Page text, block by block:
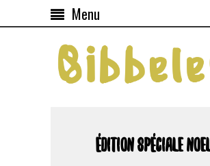
Menu
ÉDITION SPÉCIALE NOEL